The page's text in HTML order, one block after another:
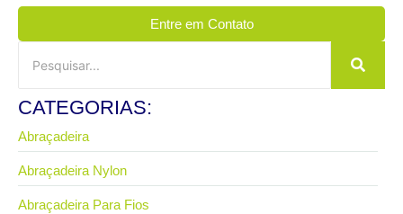
Entre em Contato
CATEGORIAS:
Abraçadeira
Abraçadeira Nylon
Abraçadeira Para Fios